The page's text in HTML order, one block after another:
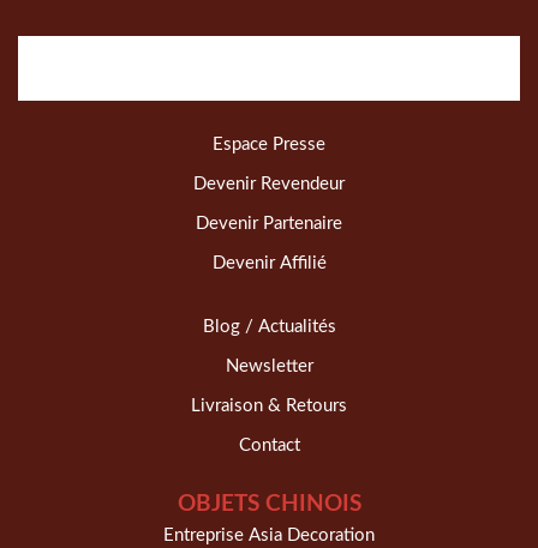
Espace Presse
Devenir Revendeur
Devenir Partenaire
Devenir Affilié
Blog / Actualités
Newsletter
Livraison & Retours
Contact
OBJETS CHINOIS
Entreprise Asia Decoration